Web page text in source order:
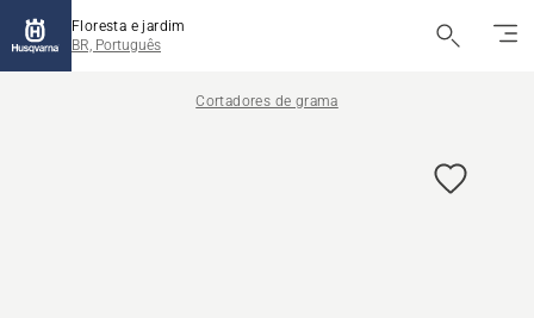
Floresta e jardim
BR, Português
Cortadores de grama